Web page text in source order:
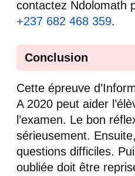
contactez Ndolomath
+237 682 468 359.
Conclusion
Cette épreuve
A 2020 peut aider
l’examen. Le bon
sérieusement.
questions difficiles.
oubliée doit être